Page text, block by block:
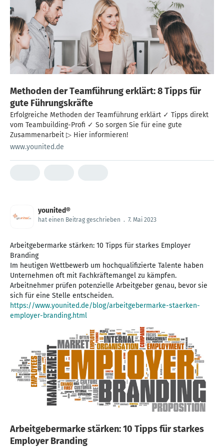
Methoden der Teamführung erklärt: 8 Tipps für
gute Führungskräfte
Erfolgreiche Methoden der Teamführung erklärt ✓ Tipps direkt
vom Teambuilding-Profi ✓ So sorgen Sie für eine gute
Zusammenarbeit ▷ Hier informieren!
www.younited.de
younited®
hat einen Beitrag geschrieben . 7. Mai 2023
Arbeitgebermarke stärken: 10 Tipps für starkes Employer
Branding
Im heutigen Wettbewerb um hochqualifizierte Talente haben
Unternehmen oft mit Fachkräftemangel zu kämpfen.
Arbeitnehmer prüfen potenzielle Arbeitgeber genau, bevor sie
https://www.younited.de/blog/arbeitgebermarke-staerken-
employer-branding.html
Arbeitgebermarke stärken: 10 Tipps für starkes
Employer Branding